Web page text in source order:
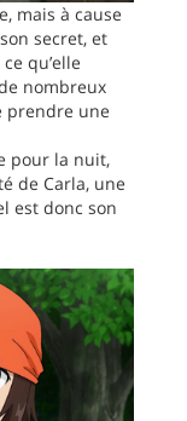
mais à cause
secret, et
qu’elle
nombreux
prendre une
pour la nuit,
de Carla, une
est donc son